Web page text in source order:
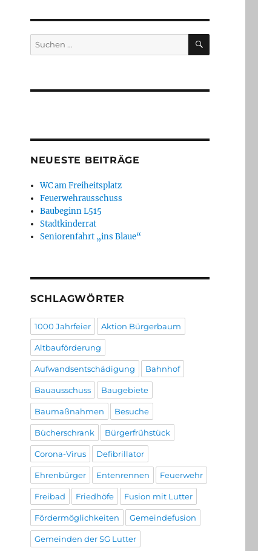
Suchen
nach:
SUCHEN
NEUESTE BEITRÄGE
WC am Freiheitsplatz
Feuerwehrausschuss
Baubeginn L515
Stadtkinderrat
Seniorenfahrt „ins Blaue“
SCHLAGWÖRTER
1000 Jahrfeier Aktion Bürgerbaum
Altbauförderung
Aufwandsentschädigung Bahnhof
Bauausschuss Baugebiete
Baumaßnahmen Besuche
Bücherschrank Bürgerfrühstück
Corona-Virus Defibrillator
Ehrenbürger Entenrennen Feuerwehr
Freibad Friedhöfe Fusion mit Lutter
Fördermöglichkeiten Gemeindefusion
Gemeinden der SG Lutter